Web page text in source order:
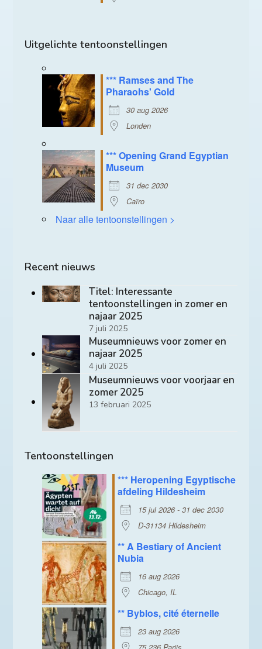
Uitgelichte tentoonstellingen
*** Ramses and The
Pharaohs' Gold
30 aug 2026
Londen
*** Opening Grand Egyptian
Museum
31 dec 2030
Caïro
Naar alle tentoonstellingen >
Recent nieuws
Titel: Interessante
tentoonstellingen in zomer en
najaar 2025
7 juli 2025
Museumnieuws voor zomer en
najaar 2025
4 juli 2025
Museumnieuws voor voorjaar en
zomer 2025
13 februari 2025
Tentoonstellingen
*** Heropening Egyptische
afdeling Hildesheim
15 jul 2026 - 31 dec 2030
D-31134 Hildesheim
** A Bestiary of Ancient
Nubia
16 aug 2026
Chicago, IL
** Byblos, cité éternelle
23 aug 2026